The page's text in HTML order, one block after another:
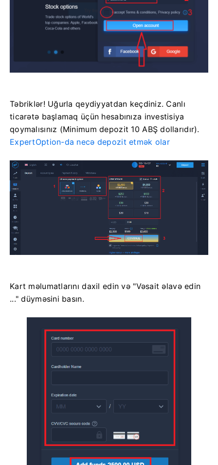
Təbriklər! Uğurla qeydiyyatdan keçdiniz. Canlı
ticarətə başlamaq üçün hesabınıza investisiya
qoymalısınız (Minimum depozit 10 ABŞ dollarıdır).
ExpertOption-da necə depozit etmək olar
Kart məlumatlarını daxil edin və "Vəsait əlavə edin
..." düyməsini basın.